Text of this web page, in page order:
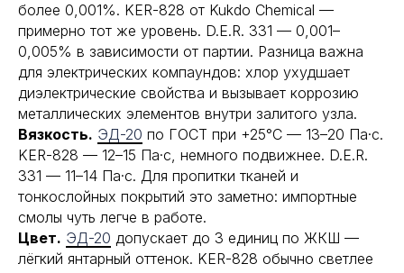
более 0,001%. KER-828 от Kukdo Chemical —
примерно тот же уровень. D.E.R. 331 — 0,001–
0,005% в зависимости от партии. Разница важна
для электрических компаундов: хлор ухудшает
диэлектрические свойства и вызывает коррозию
металлических элементов внутри залитого узла.
Вязкость. ЭД-20 по ГОСТ при +25°С — 13–20 Па·с.
KER-828 — 12–15 Па·с, немного подвижнее. D.E.R.
331 — 11–14 Па·с. Для пропитки тканей и
тонкослойных покрытий это заметно: импортные
смолы чуть легче в работе.
Цвет. ЭД-20 допускает до 3 единиц по ЖКШ —
лёгкий янтарный оттенок. KER-828 обычно светлее